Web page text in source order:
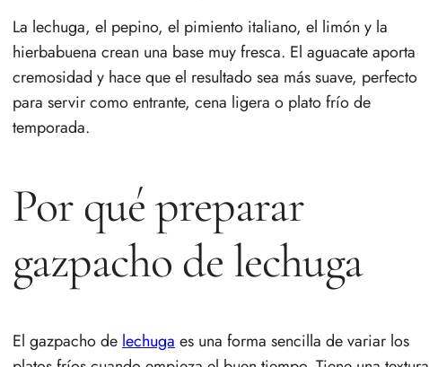
La lechuga, el pepino, el pimiento italiano, el limón y la
hierbabuena crean una base muy fresca. El aguacate aporta
cremosidad y hace que el resultado sea más suave, perfecto
para servir como entrante, cena ligera o plato frío de
temporada.
Por qué preparar
gazpacho de lechuga
El gazpacho de lechuga es una forma sencilla de variar los